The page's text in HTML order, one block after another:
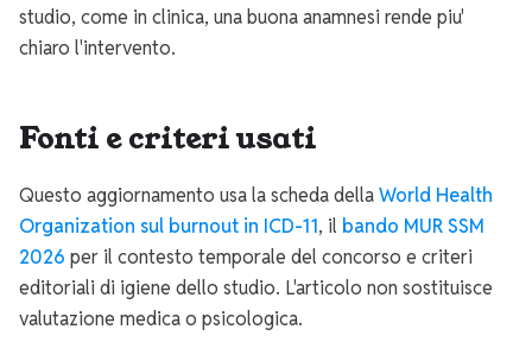
studio, come in clinica, una buona anamnesi rende piu'
chiaro l'intervento.
Fonti e criteri usati
Questo aggiornamento usa la scheda dellaWorld Health
Organization sul burnout in ICD-11, il bando MUR SSM
2026 per il contesto temporale del concorso e criteri
editoriali di igiene dello studio. L'articolo non sostituisce
valutazione medica o psicologica.